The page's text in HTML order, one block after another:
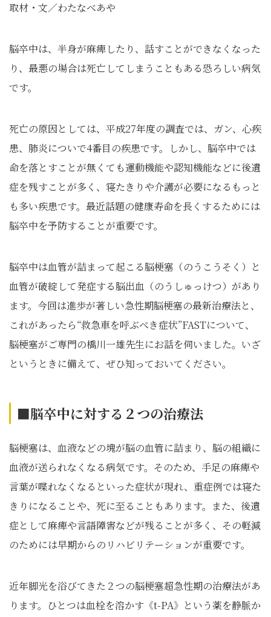
取材・文／わたなべあや
脳卒中は、半身が麻痺したり、話すことができなくなった
り、最悪の場合は死亡してしまうこともある恐ろしい病気
です。
死亡の原因としては、平成27年度の調査では、ガン、心疾
患、肺炎についで4番目の疾患です。しかし、脳卒中では
命を落とすことが無くても運動機能や認知機能などに後遺
症を残すことが多く、寝たきりや介護が必要になるもっと
も多い疾患です。最近話題の健康寿命を長くするためには
脳卒中を予防することが重要です。
脳卒中は血管が詰まって起こる脳梗塞（のうこうそく）と
血管が破綻して発症する脳出血（のうしゅっけつ）があり
ます。今回は進歩が著しい急性期脳梗塞の最新治療法と、
これがあったら“救急車を呼ぶべき症状”FASTについて、
脳梗塞がご専門の橋川一雄先生にお話を伺いました。いざ
というときに備えて、ぜひ知っておいてください。
■脳卒中に対する２つの治療法
脳梗塞は、血液などの塊が脳の血管に詰まり、脳の組織に
血液が送られなくなる病気です。そのため、手足の麻痺や
言葉が喋れなくなるといった症状が現れ、重症例では寝た
きりになることや、死に至ることもあります。また、後遺
症として麻痺や言語障害などが残ることが多く、その軽減
のためには早期からのリハビリテーションが重要です。
近年脚光を浴びてきた２つの脳梗塞超急性期の治療法があ
ります。ひとつは血栓を溶かす《t-PA》という薬を静脈か